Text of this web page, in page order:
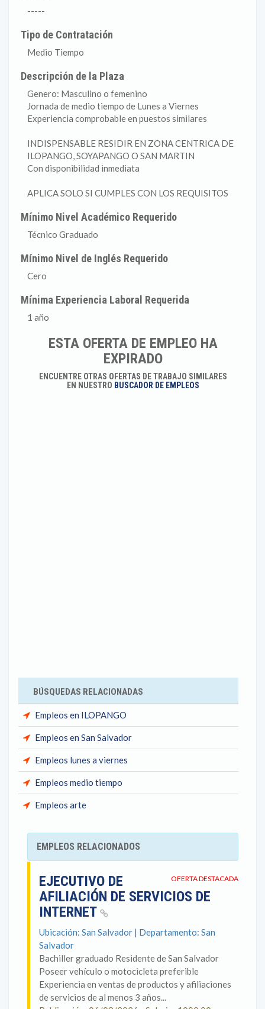
-----
Tipo de Contratación
Medio Tiempo
Descripción de la Plaza
Genero: Masculino o femenino
Jornada de medio tiempo de Lunes a Viernes
Experiencia comprobable en puestos similares
INDISPENSABLE RESIDIR EN ZONA CENTRICA DE
ILOPANGO, SOYAPANGO O SAN MARTIN
Con disponibilidad inmediata
APLICA SOLO SI CUMPLES CON LOS REQUISITOS
Mínimo Nivel Académico Requerido
Técnico Graduado
Mínimo Nivel de Inglés Requerido
Cero
Mínima Experiencia Laboral Requerida
1 año
ESTA OFERTA DE EMPLEO HA
EXPIRADO
ENCUENTRE OTRAS OFERTAS DE TRABAJO SIMILARES
EN NUESTRO BUSCADOR DE EMPLEOS
BÚSQUEDAS RELACIONADAS
Empleos en ILOPANGO
Empleos en San Salvador
Empleos lunes a viernes
Empleos medio tiempo
Empleos arte
EMPLEOS RELACIONADOS
OFERTA DESTACADA
EJECUTIVO DE
AFILIACIÓN DE SERVICIOS DE
INTERNET
Ubicación: San Salvador | Departamento: San
Salvador
Bachiller graduado Residente de San Salvador
Poseer vehículo o motocicleta preferible
Experiencia en ventas de productos y afiliaciones
de servicios de al menos 3 años...